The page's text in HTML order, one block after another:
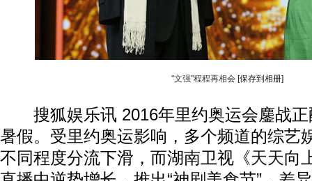
"文强"程程再相会 [保存到相册]
搜狐娱乐讯 2016年里约奥运会鏖战正
暑假。受里约奥运影响，多个频道的综艺
不同程度分流下滑，而湖南卫视《天天向